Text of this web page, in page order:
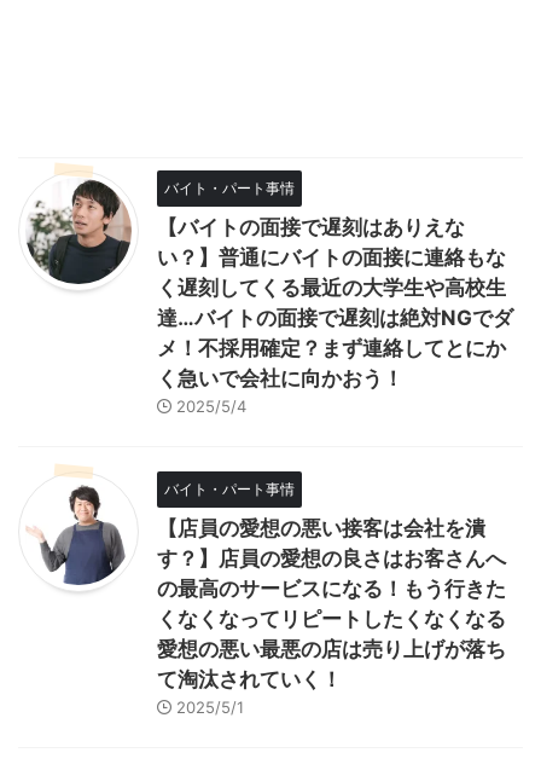
バイト・パート事情
【バイトの面接で遅刻はありえな
い？】普通にバイトの面接に連絡もな
く遅刻してくる最近の大学生や高校生
達…バイトの面接で遅刻は絶対NGでダ
メ！不採用確定？まず連絡してとにか
く急いで会社に向かおう！
2025/5/4
バイト・パート事情
【店員の愛想の悪い接客は会社を潰
す？】店員の愛想の良さはお客さんへ
の最高のサービスになる！もう行きた
くなくなってリピートしたくなくなる
愛想の悪い最悪の店は売り上げが落ち
て淘汰されていく！
2025/5/1